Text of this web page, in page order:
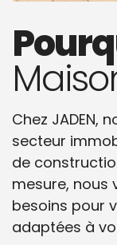
Chez JADEN,
secteur
de
mesure, nous
besoins pour
adaptées à